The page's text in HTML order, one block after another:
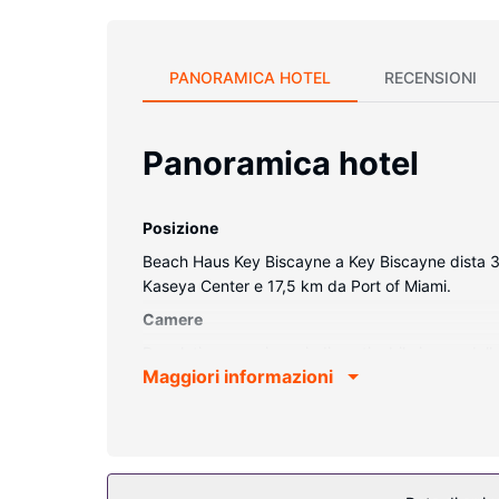
PANORAMICA HOTEL RECENSIONI
Panoramica hotel
Posizione
Beach Haus Key Biscayne a Key Biscayne
Kaseya Center e 17,5 km da Port of Miami.
Camere
sono dotate di balcone o patio. La TV a
Maggiori informazioni